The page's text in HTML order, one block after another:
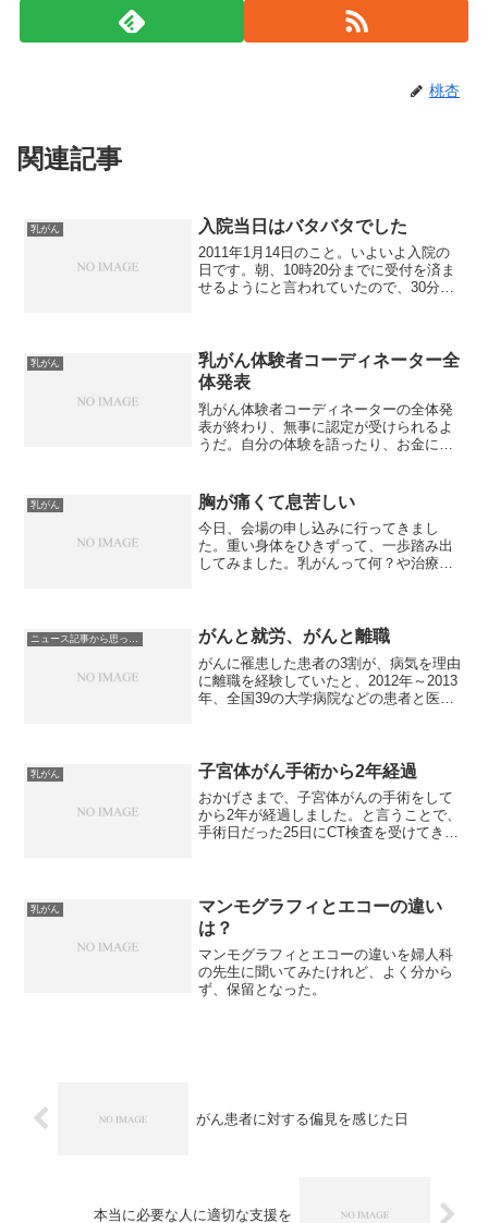
桃杏
関連記事
乳がん 入院当日はバタバタでした
2011年1月14日のこと。いよいよ入院の
日です。朝、10時20分までに受付を済ま
せるようにと言われていたので、30分前
時10...
乳がん
乳がん体験者コーディネーター全
体発表
乳がん体験者コーディネーターの全体発
表が終わり、無事に認定が受けられるよ
うだ。自分の体験を語ったり、お金に関
焦らず、がんばらず自分のできることか
ら始めていきたい。
乳がん 胸が痛くて息苦しい
今日、会場の申し込みに行ってきまし
た。重い身体をひきずって、一歩踏み出
してみました。乳がんって何？や治療が
ーの桃杏です。詳細が決まり...
ニュース記事から思ったこと がんと就労、がんと離職
がんに罹患した患者の3割が、病気を理由
に離職を経験していたと、2012年～2013
年、全国39の大学病院などの患者と医師
００人で、そ...
乳がん 子宮体がん手術から2年経過
おかげさまで、子宮体がんの手術をして
から2年が経過しました。と言うことで、
手術日だった25日にCT検査を受けてきま
乳腺術後。局所再...
乳がん
マンモグラフィとエコーの違い
は？
マンモグラフィとエコーの違いを婦人科
の先生に聞いてみたけれど、よく分から
ず、保留となった。
がん患者に対する偏見を感じた日
本当に必要な人に適切な支援を